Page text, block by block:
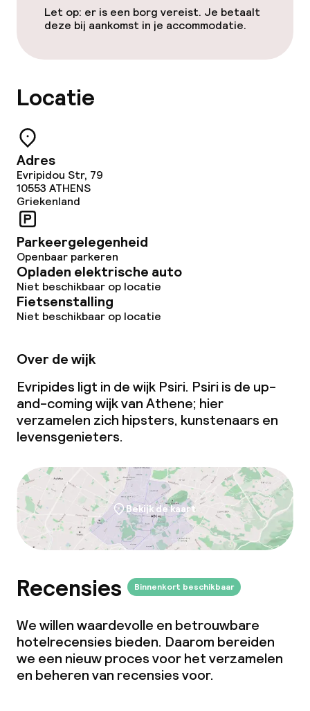
Let op: er is een borg vereist. Je betaalt
deze bij aankomst in je accommodatie.
Locatie
Adres
Evripidou Str, 79
10553 ATHENS
Griekenland
Parkeergelegenheid
Openbaar parkeren
Opladen elektrische auto
Niet beschikbaar op locatie
Fietsenstalling
Niet beschikbaar op locatie
Over de wijk
Evripides ligt in de wijk Psiri. Psiri is de up-
and-comingwijk van Athene; hier
verzamelen zich hipsters, kunstenaars en
levensgenieters.
Bekijk de kaart
Recensies Binnenkort beschikbaar
We willen waardevolle en betrouwbare
hotelrecensies bieden. Daarom bereiden
we een nieuw proces voor het verzamelen
en beheren van recensies voor.